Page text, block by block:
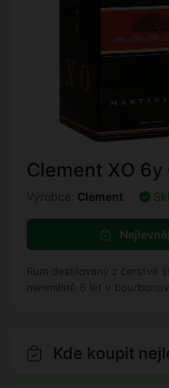
Clement XO 6y
Výrobce: Clement
Rum destilovaný z čerstvé
minimálně 6 let v
Kde koupit